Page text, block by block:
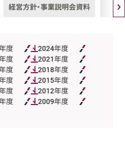
経営方針・事業説明会資料
度
2024年度
度
2021年度
度
2018年度
度
2015年度
度
2012年度
度
2009年度